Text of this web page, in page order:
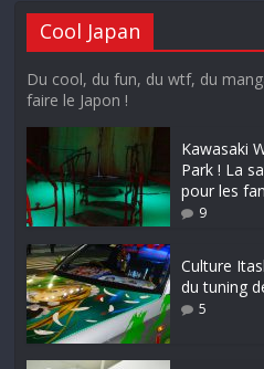
Cool Japan
Du cool, du fun, du wtf, du
faire le Japon !
Kawasaki
Park ! La
pour les
9
Culture
du tuning
5